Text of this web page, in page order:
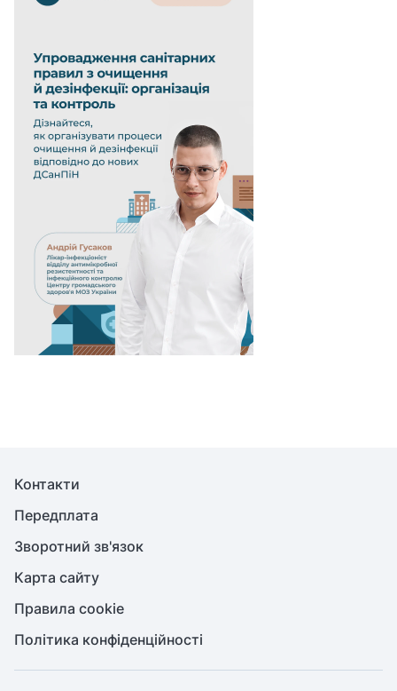
Контакти
Передплата
Зворотний зв'язок
Карта сайту
Правила cookie
Політика конфіденційності